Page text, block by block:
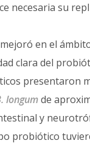
necesaria su
en el
clara del
presentaron
longumde
y
probiótico